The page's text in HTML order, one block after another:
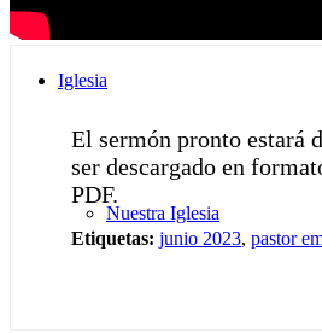
Iglesia
Nuestra Iglesia
El sermón pronto estará
ser descargado en
PDF.
Etiquetas: junio 2023, pastor